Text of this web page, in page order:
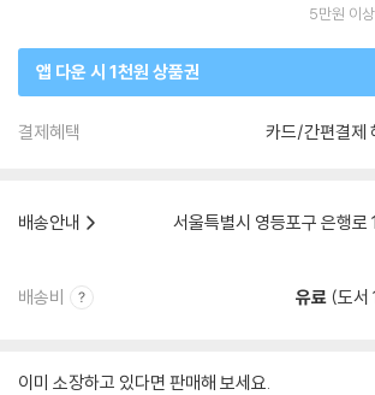
5만원 이
앱 다운 시 1천원 상품권
결제혜택 카드/간편결제
배송안내
서울특별시 영등포구 은행로
배송비 유료 (도서
이미 소장하고 있다면 판매해 보세요.